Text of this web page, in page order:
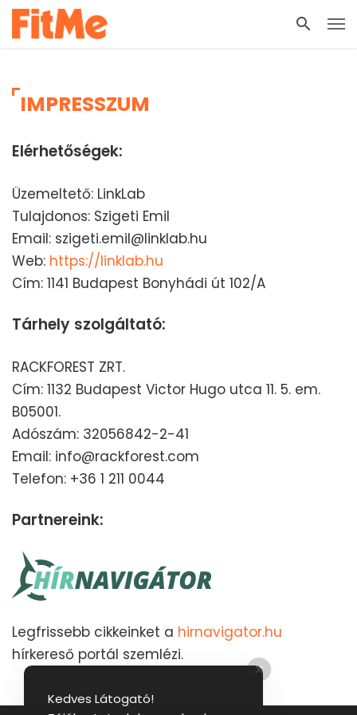
IMPRESSZUM
Elérhetőségek:
Üzemeltető: LinkLab
Tulajdonos: Szigeti Emil
Email: szigeti.emil@linklab.hu
Web: https://linklab.hu
Cím: 1141 Budapest Bonyhádi út 102/A
Tárhely szolgáltató:
RACKFOREST ZRT.
Cím: 1132 Budapest Victor Hugo utca 11. 5. em.
B05001.
Adószám: 32056842-2-41
Email: info@rackforest.com
Telefon: +36 1 211 0044
Partnereink:
Legfrissebb cikkeinket a hirnavigator.hu
hírkereső portál szemlézi.
Kedves Látogató!